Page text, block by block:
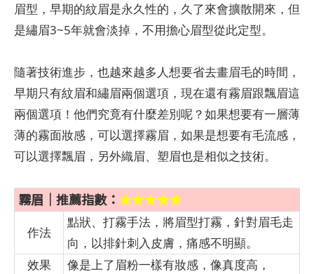
眉型，早期的紋眉是永久性的，久了來會擴散開來，但
是繡眉3~5年就會淡掉，不用擔心眉型從此定型。
隨著技術進步，也越來越多人想要省去畫眉毛的時間，
早期只有紋眉和繡眉兩個選項，現在還有霧眉跟飄眉這
兩個選項！他們究竟有什麼差別呢？如果想要有一層薄
薄的霧面妝感，可以選擇霧眉，如果是想要有毛流感，
可以選擇飄眉，另外織眉、塑眉也是相似之技術。
霧眉｜推薦指數： ★★★★★
作法
點狀、打霧手法，將眉型打霧，針對眉毛走
向，以排針刺入皮膚，痛感不明顯。
效果
像是上了眉粉一樣有妝感，像真度高，